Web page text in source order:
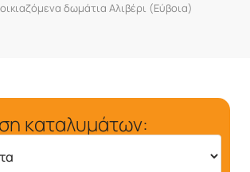
δωμάτια Αλιβέρι (Εύβοια)
καταλυμάτων: